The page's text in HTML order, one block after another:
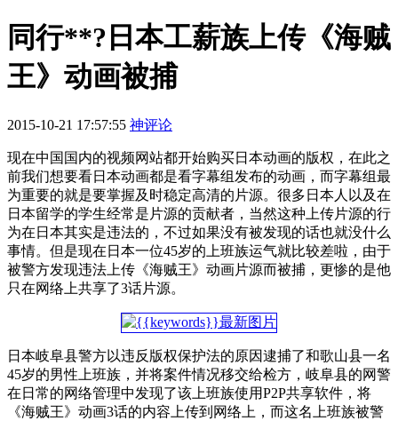
同行**?日本工薪族上传《海贼
王》动画被捕
2015-10-21 17:57:55 神评论
现在中国国内的视频网站都开始购买日本动画的版权，在此之
前我们想要看日本动画都是看字幕组发布的动画，而字幕组最
为重要的就是要掌握及时稳定高清的片源。很多日本人以及在
日本留学的学生经常是片源的贡献者，当然这种上传片源的行
为在日本其实是违法的，不过如果没有被发现的话也就没什么
事情。但是现在日本一位45岁的上班族运气就比较差啦，由于
被警方发现违法上传《海贼王》动画片源而被捕，更惨的是他
只在网络上共享了3话片源。
日本岐阜县警方以违反版权保护法的原因逮捕了和歌山县一名
45岁的男性上班族，并将案件情况移交给检方，岐阜县的网警
在日常的网络管理中发现了该上班族使用P2P共享软件，将
《海贼王》动画3话的内容上传到网络上，而这名上班族被警